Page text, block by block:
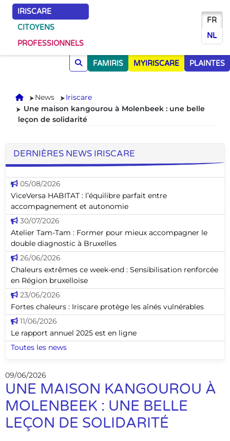
IRISCARE
CITOYENS
PROFESSIONNELS
FR
NL
FAMIRIS MYIRISCARE PLAINTES
Accueil
News
Iriscare
Une maison kangourou à Molenbeek : une belle
leçon de solidarité
DERNIÈRES NEWS IRISCARE
05/08/2026
ViceVersa HABITAT : l’équilibre parfait entre
accompagnement et autonomie
30/07/2026
Atelier Tam-Tam : Former pour mieux accompagner le
double diagnostic à Bruxelles
26/06/2026
Chaleurs extrêmes ce week-end : Sensibilisation renforcée
en Région bruxelloise
23/06/2026
Fortes chaleurs : Iriscare protège les aînés vulnérables
11/06/2026
Le rapport annuel 2025 est en ligne
Toutes les news
09/06/2026
UNE MAISON KANGOUROU À
MOLENBEEK : UNE BELLE
LEÇON DE SOLIDARITÉ